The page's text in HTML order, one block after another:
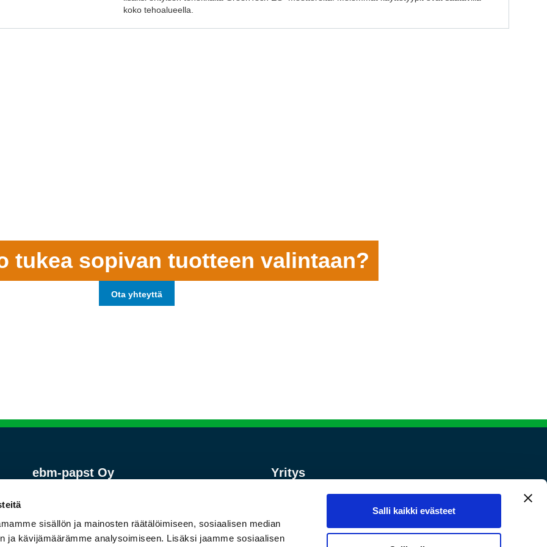
sisällön ja mainosten räätälöimiseen, sosiaalisen median
ja kävijämäärämme analysoimiseen. Lisäksi jaamme sosiaalisen
Salli kaikki evästeet
koko tehoalueella.
tukea sopivan tuotteen valintaan?
Ota yhteyttä
ebm-papst Oy
mailbox@ebmpapst.fi
Yritys
Ota yhteyttä
Toimitusehdot ja palautukset